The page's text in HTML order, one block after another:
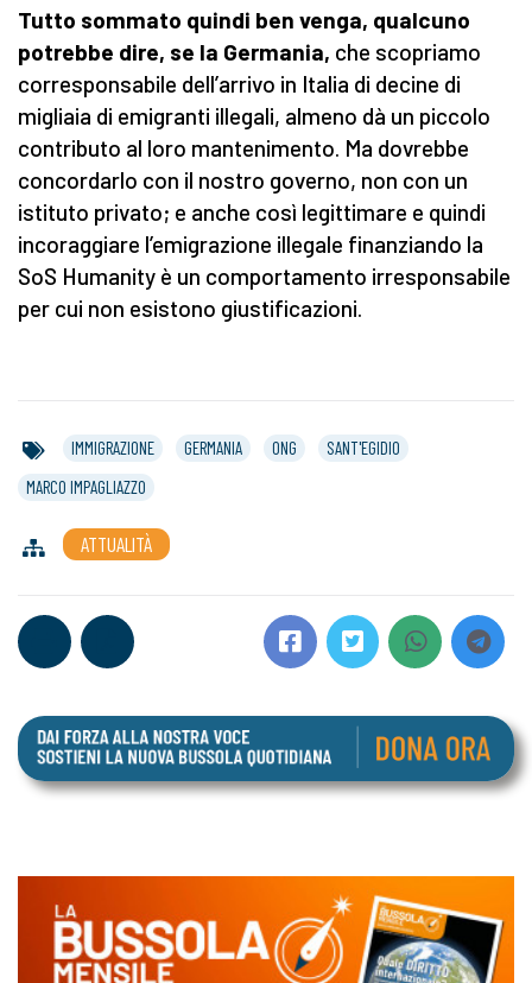
Tutto sommato quindi ben venga, qualcuno
potrebbe dire, se la Germania, che scopriamo
corresponsabile dell’arrivo in Italia di decine di
migliaia di emigranti illegali, almeno dà un piccolo
contributo al loro mantenimento. Ma dovrebbe
concordarlo con il nostro governo, non con un
istituto privato; e anche così legittimare e quindi
incoraggiare l’emigrazione illegale finanziando la
SoS Humanity è un comportamento irresponsabile
per cui non esistono giustificazioni.
IMMIGRAZIONE GERMANIA ONG
SANT'EGIDIO
MARCO IMPAGLIAZZO
ATTUALITÀ